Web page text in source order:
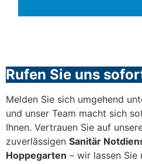
Rufen Sie uns
Melden Sie sich umgehend
und unser Team macht sich
Ihnen. Vertrauen Sie auf
zuverlässigen Sanitär
Hoppegarten – wir lassen Sie